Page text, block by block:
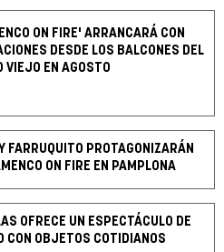
ON FIRE' ARRANCARÁ CON
DESDE LOS BALCONES DEL
VIEJO EN AGOSTO
FARRUQUITO PROTAGONIZARÁN
ON FIRE EN PAMPLONA
OFRECE UN ESPECTÁCULO DE
CON OBJETOS COTIDIANOS